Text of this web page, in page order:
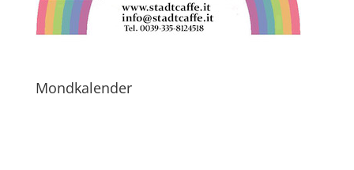
Mondkalender